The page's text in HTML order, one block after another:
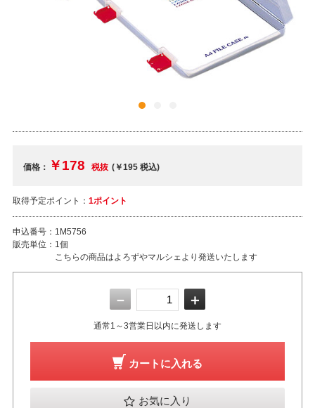
価格： ￥178 税抜 (￥195税込)
取得予定ポイント： 1ポイント
申込番号： 1M5756
販売単位： 1個
こちらの商品はよろずやマルシェより発送いたします
－ ＋
通常1～3営業日以内に発送します
カートに入れる
お気に入り